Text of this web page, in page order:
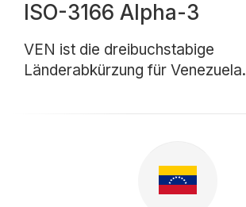
ISO-3166 Alpha-3
VEN ist die dreibuchstabige
Länderabkürzung für Venezuela.